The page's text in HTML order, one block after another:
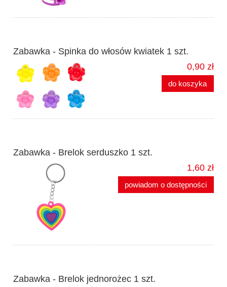
Zabawka - Spinka do włosów kwiatek 1 szt.
0,90 zł
do koszyka
Zabawka - Brelok serduszko 1 szt.
1,60 zł
powiadom o dostępności
Zabawka - Brelok jednorożec 1 szt.